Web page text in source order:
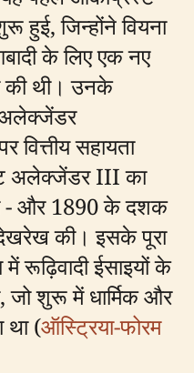
हुई, जिन्होंने वियना
के लिए एक नए
की थी। उनके
अलेक्जेंडर
वित्तीय सहायता
अलेक्जेंडर III का
- और 1890 के दशक
की। इसके पूरा
रूढ़िवादी ईसाइयों के
जो शुरू में धार्मिक और
था (ऑस्ट्रिया-फोरम